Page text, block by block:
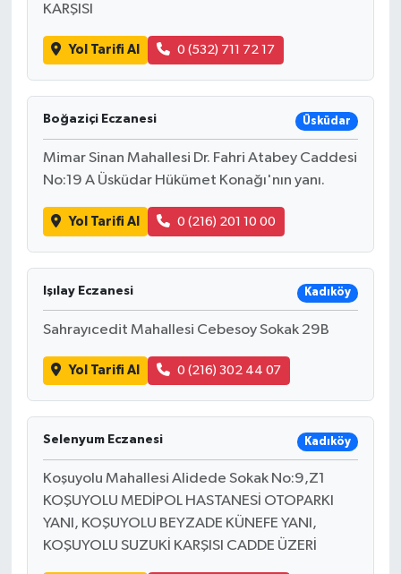
KARŞISI
Yol Tarifi Al 0 (532) 711 72 17
Boğaziçi Eczanesi Üsküdar
Mimar Sinan Mahallesi Dr. Fahri Atabey Caddesi
No:19 A Üsküdar Hükümet Konağı'nın yanı.
Yol Tarifi Al 0 (216) 201 10 00
Işılay Eczanesi Kadıköy
Sahrayıcedit Mahallesi Cebesoy Sokak 29B
Yol Tarifi Al 0 (216) 302 44 07
Selenyum Eczanesi Kadıköy
Koşuyolu Mahallesi Alidede Sokak No:9,Z1
KOŞUYOLU MEDİPOL HASTANESİ OTOPARKI
YANI, KOŞUYOLU BEYZADE KÜNEFE YANI,
KOŞUYOLU SUZUKİ KARŞISI CADDE ÜZERİ